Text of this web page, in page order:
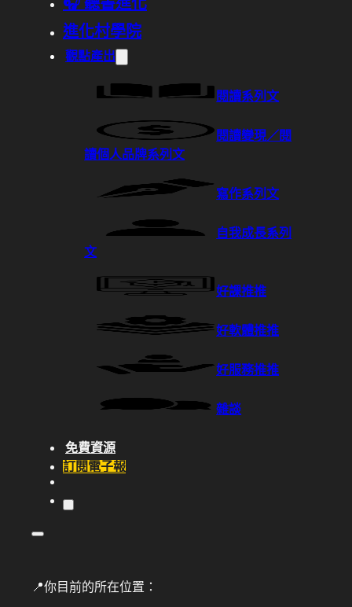
進化村學院
觀點產出
閱讀系列文
閱讀變現／閱
讀個人品牌系列文
寫作系列文
自我成長系列
文
好課推推
好軟體推推
好服務推推
雜談
免費資源
訂閱電子報
📍你目前的所在位置：